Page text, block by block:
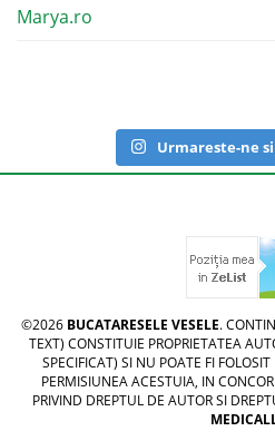
Marya.ro
Urmareste-ne
©2026 BUCATARESELE VESELE.
TEXT) CONSTITUIE PROPRIETATEA
SPECIFICAT) SI NU POATE FI
PERMISIUNEA ACESTUIA, IN
PRIVIND DREPTUL DE AUTOR SI